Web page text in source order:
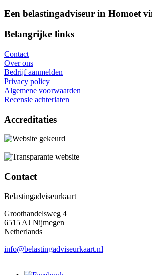
Een belastingadviseur in Homoet
Belangrijke links
Contact
Over ons
Bedrijf aanmelden
Privacy policy
Algemene voorwaarden
Recensie achterlaten
Accreditaties
Contact
Belastingadviseurkaart
Groothandelsweg 4
6515 AJ Nijmegen
Netherlands
info@belastingadviseurkaart.nl